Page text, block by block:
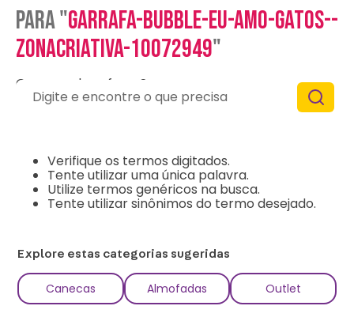
para "garrafa-bubble-eu-amo-gatos--
zonacriativa-10072949"
O que eu devo fazer?
Verifique os termos digitados.
Tente utilizar uma única palavra.
Utilize termos genéricos na busca.
Tente utilizar sinônimos do termo desejado.
Digite e encontre o que precisa
Explore estas categorias sugeridas
Canecas Almofadas Outlet